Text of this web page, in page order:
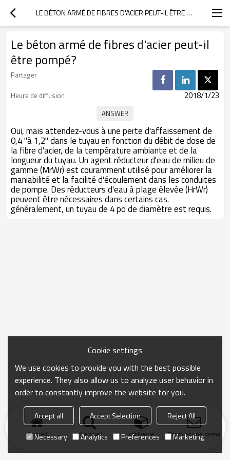
LE BÉTON ARMÉ DE FIBRES D'ACIER PEUT-IL ÊTRE POMPÉ?
Le béton armé de fibres d'acier peut-il
être pompé?
Partager
Heure de diffusion
2018/1/23
Oui, mais attendez-vous à une perte d'affaissement de
0,4 "à 1,2" dans le tuyau en fonction du débit de dose de
la fibre d'acier, de la température ambiante et de la
longueur du tuyau. Un agent réducteur d'eau de milieu de
gamme (MrWr) est couramment utilisé pour améliorer la
maniabilité et la facilité d'écoulement dans les conduites
de pompe. Des réducteurs d'eau à plage élevée (HrWr)
peuvent être nécessaires dans certains cas.
généralement, un tuyau de 4 po de diamètre est requis.
Accueil chercher catégorie Envoyer une
Cookie settings
We use cookies to provide you with the best possible
experience. They also allow us to analyze user behavior in
order to constantly improve the website for you.
Accept all Accept Selection
Reject All
Necessary
Analytics Preferences Marketing